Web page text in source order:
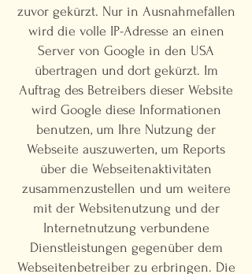
zuvor gekürzt. Nur in Ausnahmefällen
wird die volle IP-Adresse an einen
Server von Google in den USA
übertragen und dort gekürzt. Im
Auftrag des Betreibers dieser Website
wird Google diese Informationen
benutzen, um Ihre Nutzung der
Webseite auszuwerten, um Reports
über die Webseitenaktivitäten
zusammenzustellen und um weitere
mit der Websitenutzung und der
Internetnutzung verbundene
Dienstleistungen gegenüber dem
Webseitenbetreiber zu erbringen. Die